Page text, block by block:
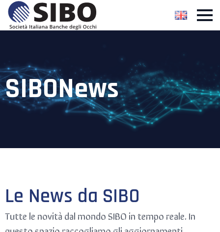
SIBONews
Le News da SIBO
Tutte le novità dal mondo SIBO in tempo reale. In